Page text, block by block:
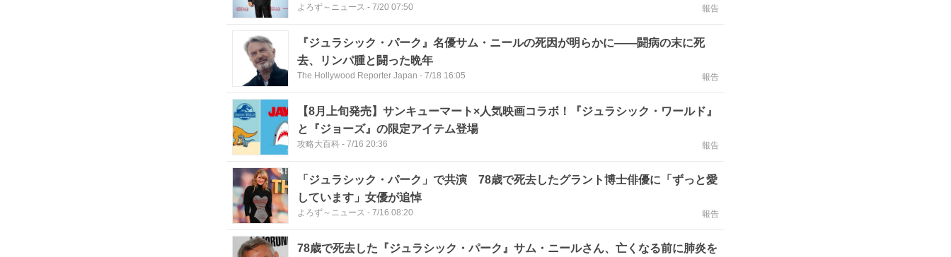
よろず～ニュース - 7/20 07:50 報告
『ジュラシック・パーク』名優サム・ニールの死因が明らかに――闘病の末に死
去、リンパ腫と闘った晩年
The Hollywood Reporter Japan - 7/18 16:05 報告
【8月上旬発売】サンキューマート×人気映画コラボ！『ジュラシック・ワールド』
と『ジョーズ』の限定アイテム登場
攻略大百科 - 7/16 20:36 報告
「ジュラシック・パーク」で共演 78歳で死去したグラント博士俳優に「ずっと愛
しています」女優が追悼
よろず～ニュース - 7/16 08:20 報告
78歳で死去した『ジュラシック・パーク』サム・ニールさん、亡くなる前に肺炎を